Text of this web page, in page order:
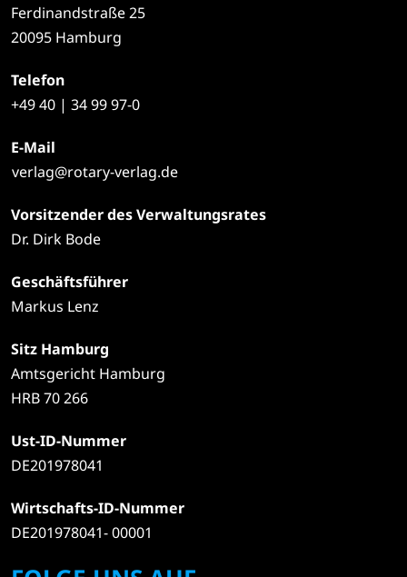
Ferdinandstraße 25
20095 Hamburg
Telefon
+4940 | 34 99 97-0
E-Mail
verlag@rotary-verlag.de
Vorsitzender des Verwaltungsrates
Dr. Dirk Bode
Geschäftsführer
Markus Lenz
Sitz Hamburg
Amtsgericht Hamburg
HRB 70 266
Ust-ID-Nummer
DE201978041
Wirtschafts-ID-Nummer
DE201978041- 00001